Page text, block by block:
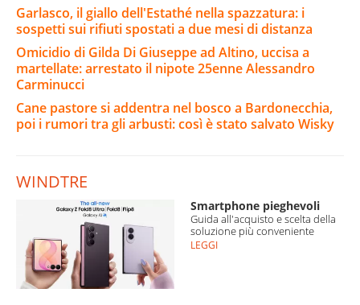
Garlasco, il giallo dell'Estathé nella spazzatura: i
sospetti sui rifiuti spostati a due mesi di distanza
Omicidio di Gilda Di Giuseppe ad Altino, uccisa a
martellate: arrestato il nipote 25enne Alessandro
Carminucci
Cane pastore si addentra nel bosco a Bardonecchia,
poi i rumori tra gli arbusti: così è stato salvato Wisky
WINDTRE
Smartphone pieghevoli
Guida all'acquisto e scelta della
soluzione più conveniente
LEGGI